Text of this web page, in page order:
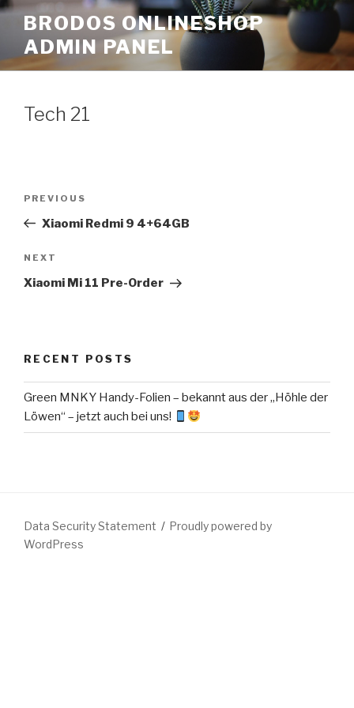
Skip
content
BRODOS ONLINESHOP
ADMIN PANEL
Tech 21
Previous
Post
PREVIOUS
Xiaomi Redmi 9 4+64GB
Next
Post
NEXT
Xiaomi Mi 11 Pre-Order
RECENT POSTS
Green MNKY Handy-Folien – bekannt aus der „Höhle der
Löwen“ – jetzt auch bei uns!
Data Security Statement
Proudly powered by
WordPress